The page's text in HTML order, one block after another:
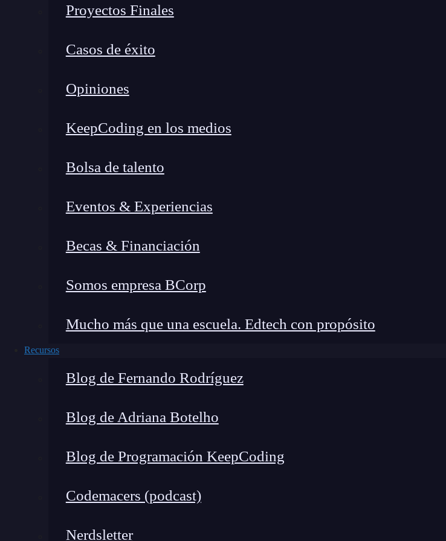
Proyectos Finales
Casos de éxito
Opiniones
KeepCoding en los medios
Bolsa de talento
Eventos & Experiencias
Becas & Financiación
Somos empresa BCorp
Mucho más que una escuela. Edtech con propósito
Recursos
Blog de Fernando Rodríguez
Blog de Adriana Botelho
Blog de Programación KeepCoding
Codemacers (podcast)
Nerdsletter
invasiva para que personas con parálisis pudieran escribir en una pantalla usando
revolucionario que tienen estas interfaces.
Cómo funcionan los BCIs: una explicación sencilla
técnica